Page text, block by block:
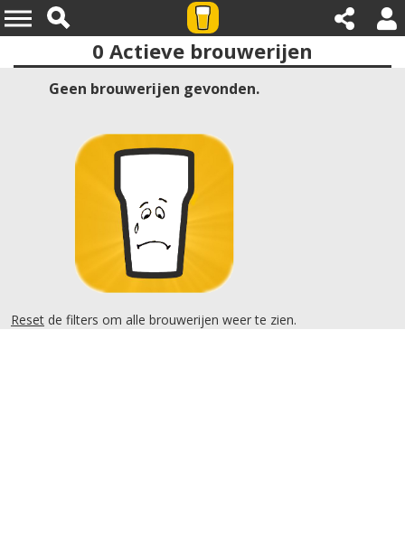
Provincies:overijssel
0 Actieve brouwerijen
Geen brouwerijen gevonden.
Reset de filters om alle brouwerijen weer te zien.